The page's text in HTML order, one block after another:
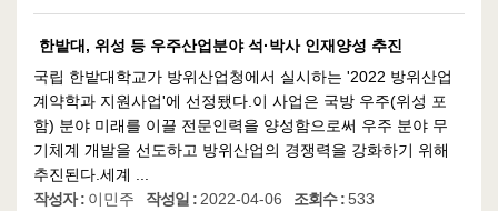
한밭대, 위성 등 우주산업분야 석·박사 인재양성 추진
국립 한밭대학교가 방위산업청에서 실시하는 '2022 방위산업
계약학과 지원사업'에 선정됐다.이 사업은 국방 우주(위성 포
함) 분야 미래를 이끌 전문인력을 양성함으로써 우주 분야 무
기체계 개발을 선도하고 방위산업의 경쟁력을 강화하기 위해
추진된다.세계 ...
작성자 : 이민주 작성일 : 2022-04-06 조회수 :533